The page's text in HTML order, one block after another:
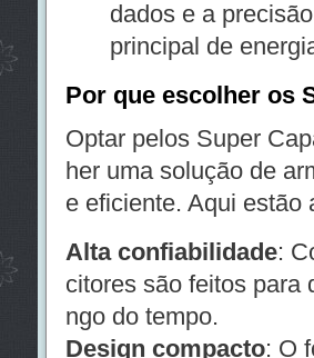
dados e a
principal de
Por que escolher os
Optar pelos Super
her uma solução de
e eficiente. Aqui estão
Alta confiabilidade:
citores são feitos para
ngo do tempo.
Design compacto: O